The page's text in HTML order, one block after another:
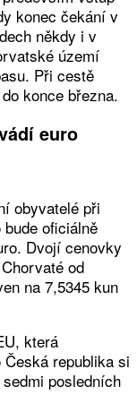
konec čekání v
někdy i v
území
Při cestě
konce března.
euro
obyvatelé při
oficiálně
Dvojí cenovky
od
na 7,5345 kun
která
republika si
posledních